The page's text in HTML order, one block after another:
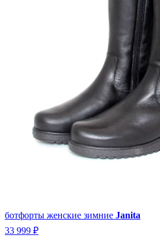
ботфорты женские зимние Janita
33 999 ₽